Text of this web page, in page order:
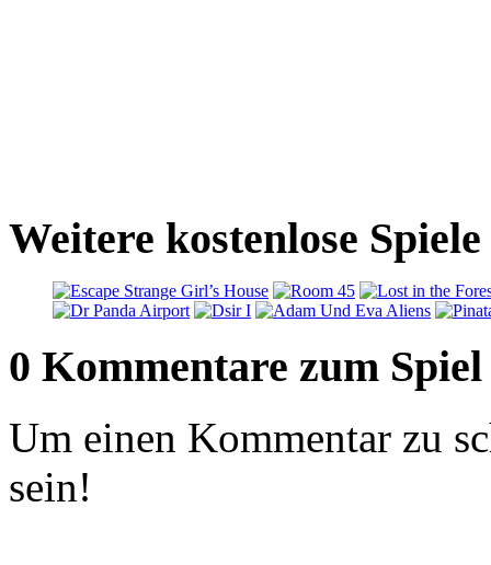
Weitere kostenlose
0 Kommentare zum Spiel
Um einen Kommentar zu
sein!